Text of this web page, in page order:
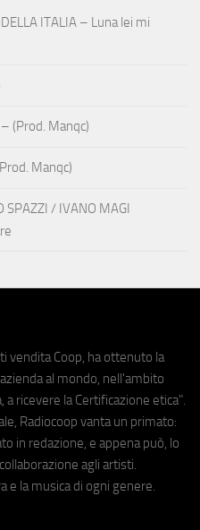
ITALIA – Luna lei mi
(Prod. Manqc)
Manqc)
SPAZZI / IVANO MAGI
vendita Coop, ha ottenuto la
al mondo, nell'ambito
ricevere la Certificazione etica".
Radiocoop vanta un primato:
in redazione, e appena può, lo
agli artisti.
e la musica di ogni genere.